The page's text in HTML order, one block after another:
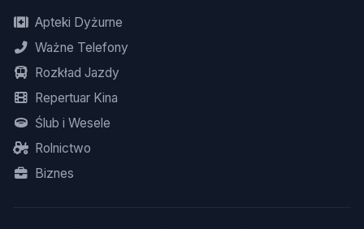
Apteki Dyżurne
Ważne Telefony
Rozkład Jazdy
Repertuar Kina
Ślub i Wesele
Rolnictwo
Biznes